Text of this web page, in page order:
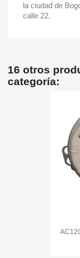
la ciudad de
calle 22.
16 otros
categoría: